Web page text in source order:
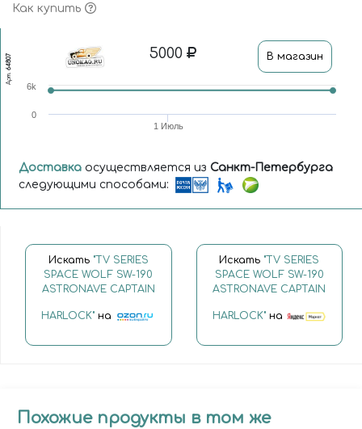
Как купить
Арт.
64807 5000 В магазин
1 Июль
0
6k
Доставка осуществляется из Санкт-Петербурга
следующими способами:
Искать "TV SERIES
SPACE WOLF SW-190
ASTRONAVE CAPTAIN
HARLOCK" на
Искать "TV SERIES
SPACE WOLF SW-190
ASTRONAVE CAPTAIN
HARLOCK"на
Похожие продукты в том же